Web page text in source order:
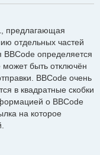
предлагающая
отдельных частей
определяется
быть отключён
BBCode очень
в квадратные скобки
о BBCode
на которое